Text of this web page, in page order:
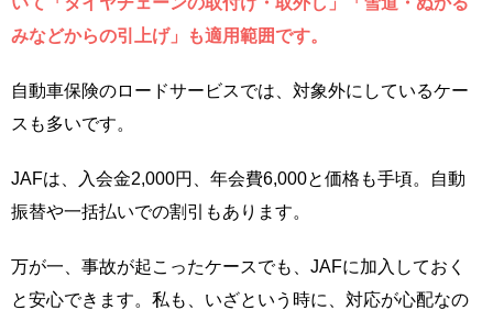
みなどからの引上げ」も適用範囲です。
自動車保険のロードサービスでは、対象外にしているケー
スも多いです。
JAFは、入会金2,000円、年会費6,000と価格も手頃。自動
振替や一括払いでの割引もあります。
万が一、事故が起こったケースでも、JAFに加入しておく
と安心できます。私も、いざという時に、対応が心配なの